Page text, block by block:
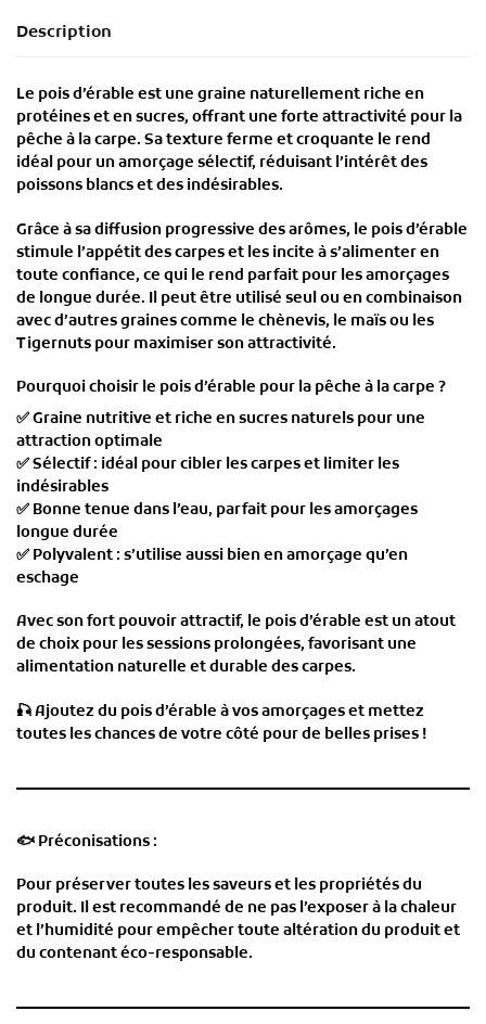
Description
Le pois d’érable est une graine naturellement riche en
protéines et en sucres, offrant une forte attractivité pour la
pêche à la carpe. Satexture ferme et croquante le rend
idéal pour unamorçage sélectif, réduisant l’intérêt des
poissons blancs et des indésirables.
Grâce à sadiffusion progressive des arômes, le pois d’érable
stimule l’appétit des carpes et les incite à s’alimenter en
toute confiance, ce qui le rend parfait pour les amorçages
de longue durée. Il peut être utilisé seul ou en combinaison
avec d’autres graines comme le chènevis, le maïs ou les
Tigernuts pour maximiser son attractivité.
Pourquoi choisir le pois d’érable pour la pêche à la carpe ?
✅Graine nutritive et riche en sucres naturels pour une
attraction optimale
✅Sélectif: idéal pour cibler les carpes et limiter les
indésirables
✅ Bonne tenue dans l’eau, parfait pour les amorçages
longue durée
✅ Polyvalent : s’utilise aussi bien en amorçage qu’en
eschage
Avec sonfort pouvoir attractif, le pois d’érable est un atout
de choix pour lessessions prolongées, favorisant une
alimentation naturelle et durable des carpes.
🎣Ajoutez du pois d’érable à vos amorçages et mettez
toutes les chances de votre côté pour de belles prises !
🐟 Préconisations :
Pour préserver toutes les saveurs et les propriétés du
produit. Il est recommandé de ne pas l’exposer à la chaleur
et l’humidité pour empêcher toute altération du produit et
du contenant éco-responsable.